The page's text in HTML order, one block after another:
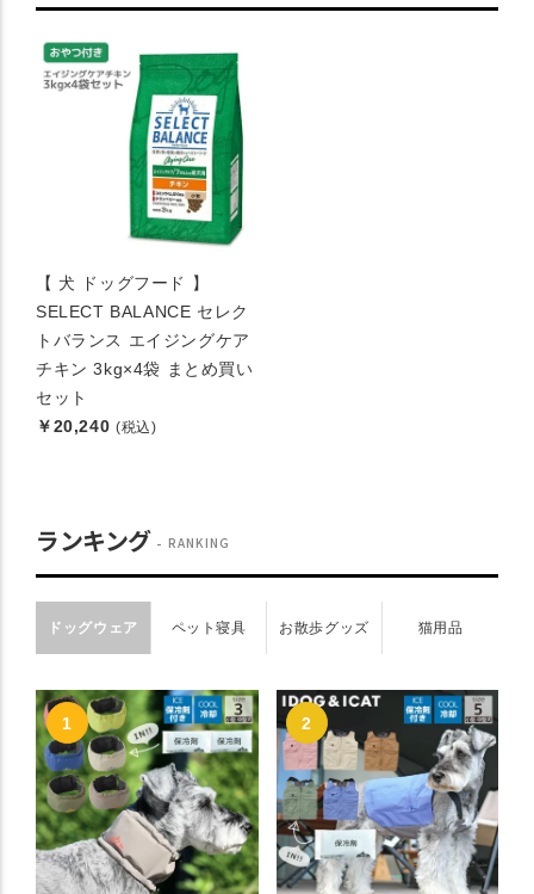
【 犬 ドッグフード 】
SELECT BALANCE セレク
トバランス エイジングケア
チキン 3kg×4袋 まとめ買い
セット
￥20,240 (税込)
ランキング RANKING
ドッグウェア ペット寝具 お散歩グッズ 猫用品